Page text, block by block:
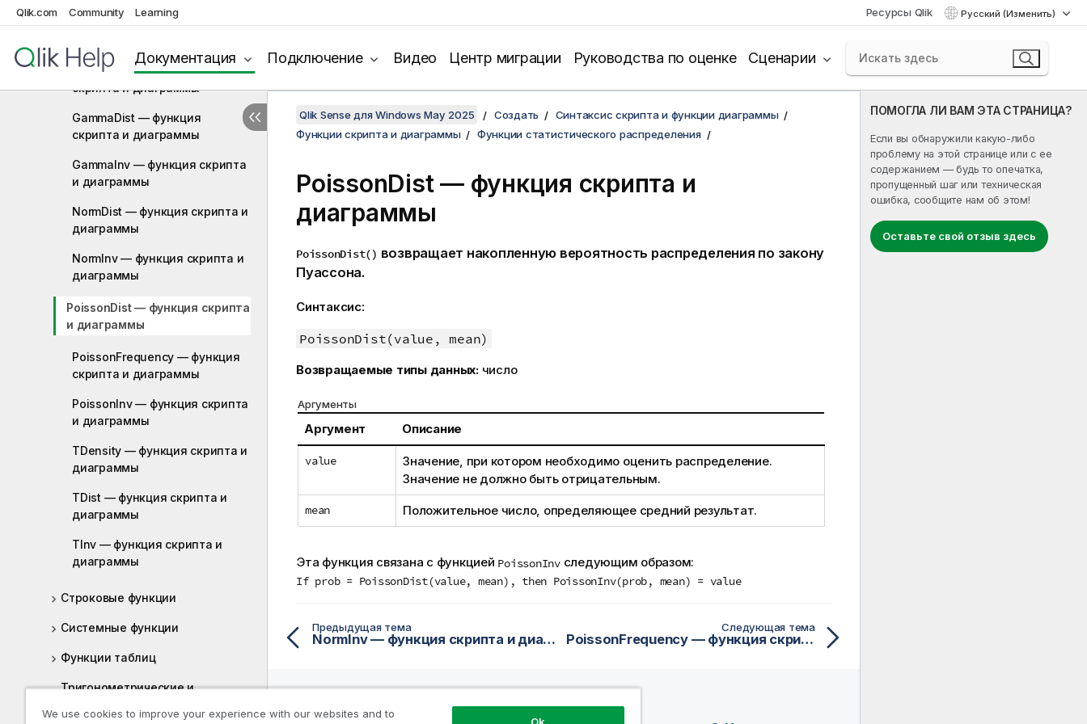
Qlik.com Community Learning Ресурсы Qlik Русский (Изменить)
Документация Подключение Видео Центр миграции Руководства по оценке Сценарии
FInv — функция скриптa и
GammaDensity — функция
скриптa и диаграммы
GammaDist — функция
скриптa и диаграммы
GammaInv — функция скриптa
и диаграммы
NormDist — функция скриптa и
диаграммы
NormInv — функция скриптa и
диаграммы
PoissonDist — функция скриптa
и диаграммы
PoissonFrequency — функция
скриптa и диаграммы
PoissonInv — функция скриптa
и диаграммы
TDensity — функция скриптa и
диаграммы
TDist — функция скриптa и
диаграммы
TInv — функция скриптa и
диаграммы
Строковые функции
Системные функции
Функции таблиц
Тригонометрические и
ПОМОГЛА ЛИ ВАМ ЭТА СТРАНИЦА?
Если вы обнаружили какую-либо
проблему на этой странице или с ее
содержанием — будь то опечатка,
пропущенный шаг или техническая
ошибка, сообщите нам об этом!
Оставьте свой отзыв здесь
Qlik Sense для Windows May 2025 Создать
Синтаксис скрипта и функции диаграммы
Функции скрипта и диаграммы
Функции статистического распределения
PoissonDist — функция скриптa и
диаграммы
PoissonDist() возвращает накопленную вероятность распределения по закону
Пуассона.
Синтаксис:
PoissonDist(value, mean)
Возвращаемые типы данных: число
Аргументы
Аргумент Описание
value
Значение, при котором необходимо оценить распределение.
Значение не должно быть отрицательным.
mean Положительное число, определяющее средний результат.
Эта функция связана с функцией PoissonInvследующим образом:
If prob = PoissonDist(value, mean), then PoissonInv(prob, mean) = value
Предыдущая тема
NormInv — функция скриптa и диаграммы
Следующая тема
PoissonFrequency — функция скриптa и диаграммы
We use cookies to improve your experience with our websites and to